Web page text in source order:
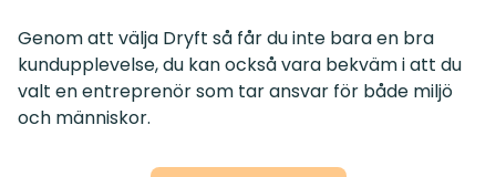
Genom att välja Dryft så får du inte bara en bra
kundupplevelse, du kan också vara bekväm i att du
valt en entreprenör som tar ansvar för både miljö
och människor.